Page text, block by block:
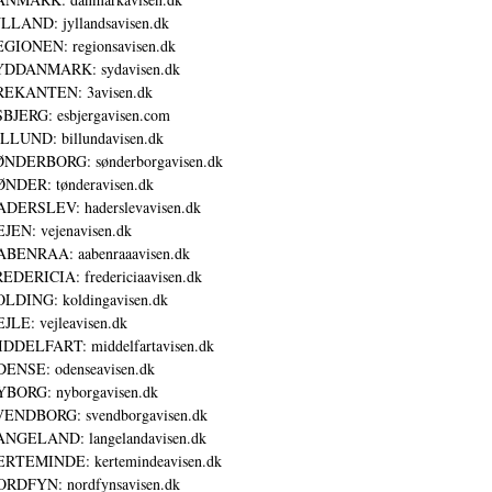
jyllandsavisen.dk
regionsavisen.dk
sydavisen.dk
3avisen.dk
esbjergavisen.com
billundavisen.dk
sønderborgavisen.dk
tønderavisen.dk
haderslevavisen.dk
vejenavisen.dk
aabenraaavisen.dk
fredericiaavisen.dk
koldingavisen.dk
vejleavisen.dk
middelfartavisen.dk
odenseavisen.dk
nyborgavisen.dk
svendborgavisen.dk
langelandavisen.dk
kertemindeavisen.dk
nordfynsavisen.dk